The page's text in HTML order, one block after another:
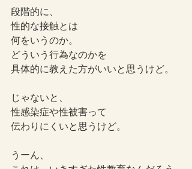
段階的に、
性的な接触とは
何をいうのか。
どういう行為なのかを
具体的に教えた方がいいと思うけど。
じゃないと、
性感染症や性被害って
伝わりにくいと思うけど。
うーん、